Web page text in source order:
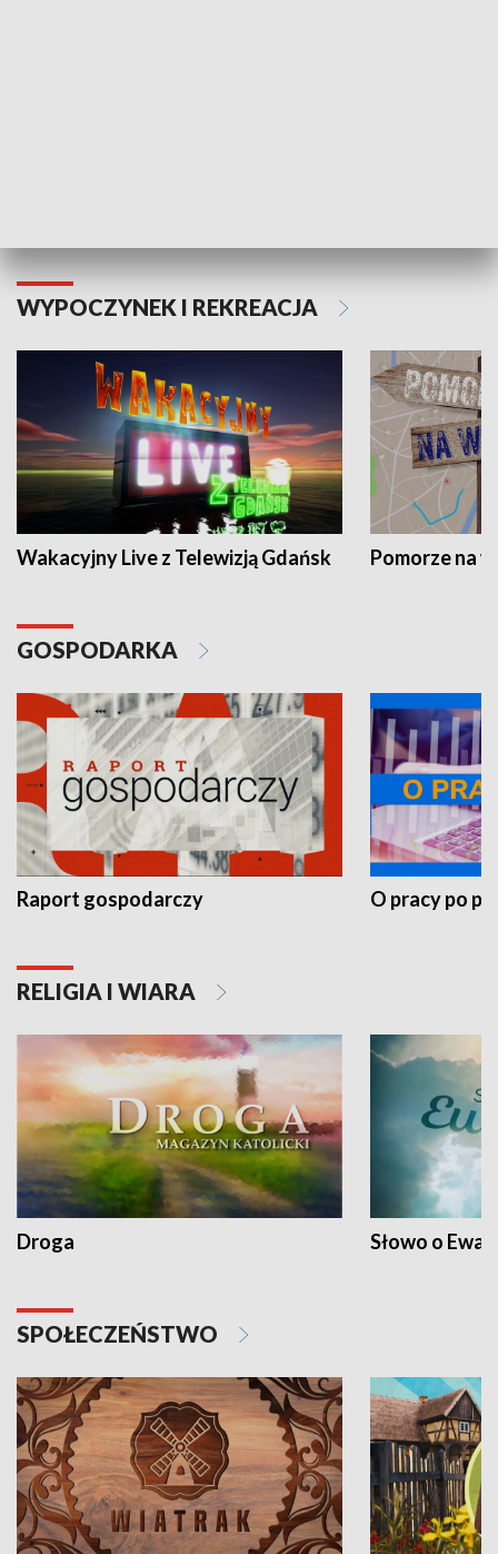
WYPOCZYNEK I REKREACJA
Wakacyjny Live z Telewizją Gdańsk Pomorze na
GOSPODARKA
Raport gospodarczy O pracy po
RELIGIA I WIARA
Droga Słowo o
SPOŁECZEŃSTWO